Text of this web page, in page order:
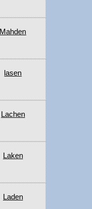
Mahden
lasen
Lachen
Laken
Laden